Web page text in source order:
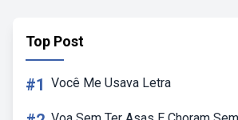
Top Post
#1 Você Me Usava Letra